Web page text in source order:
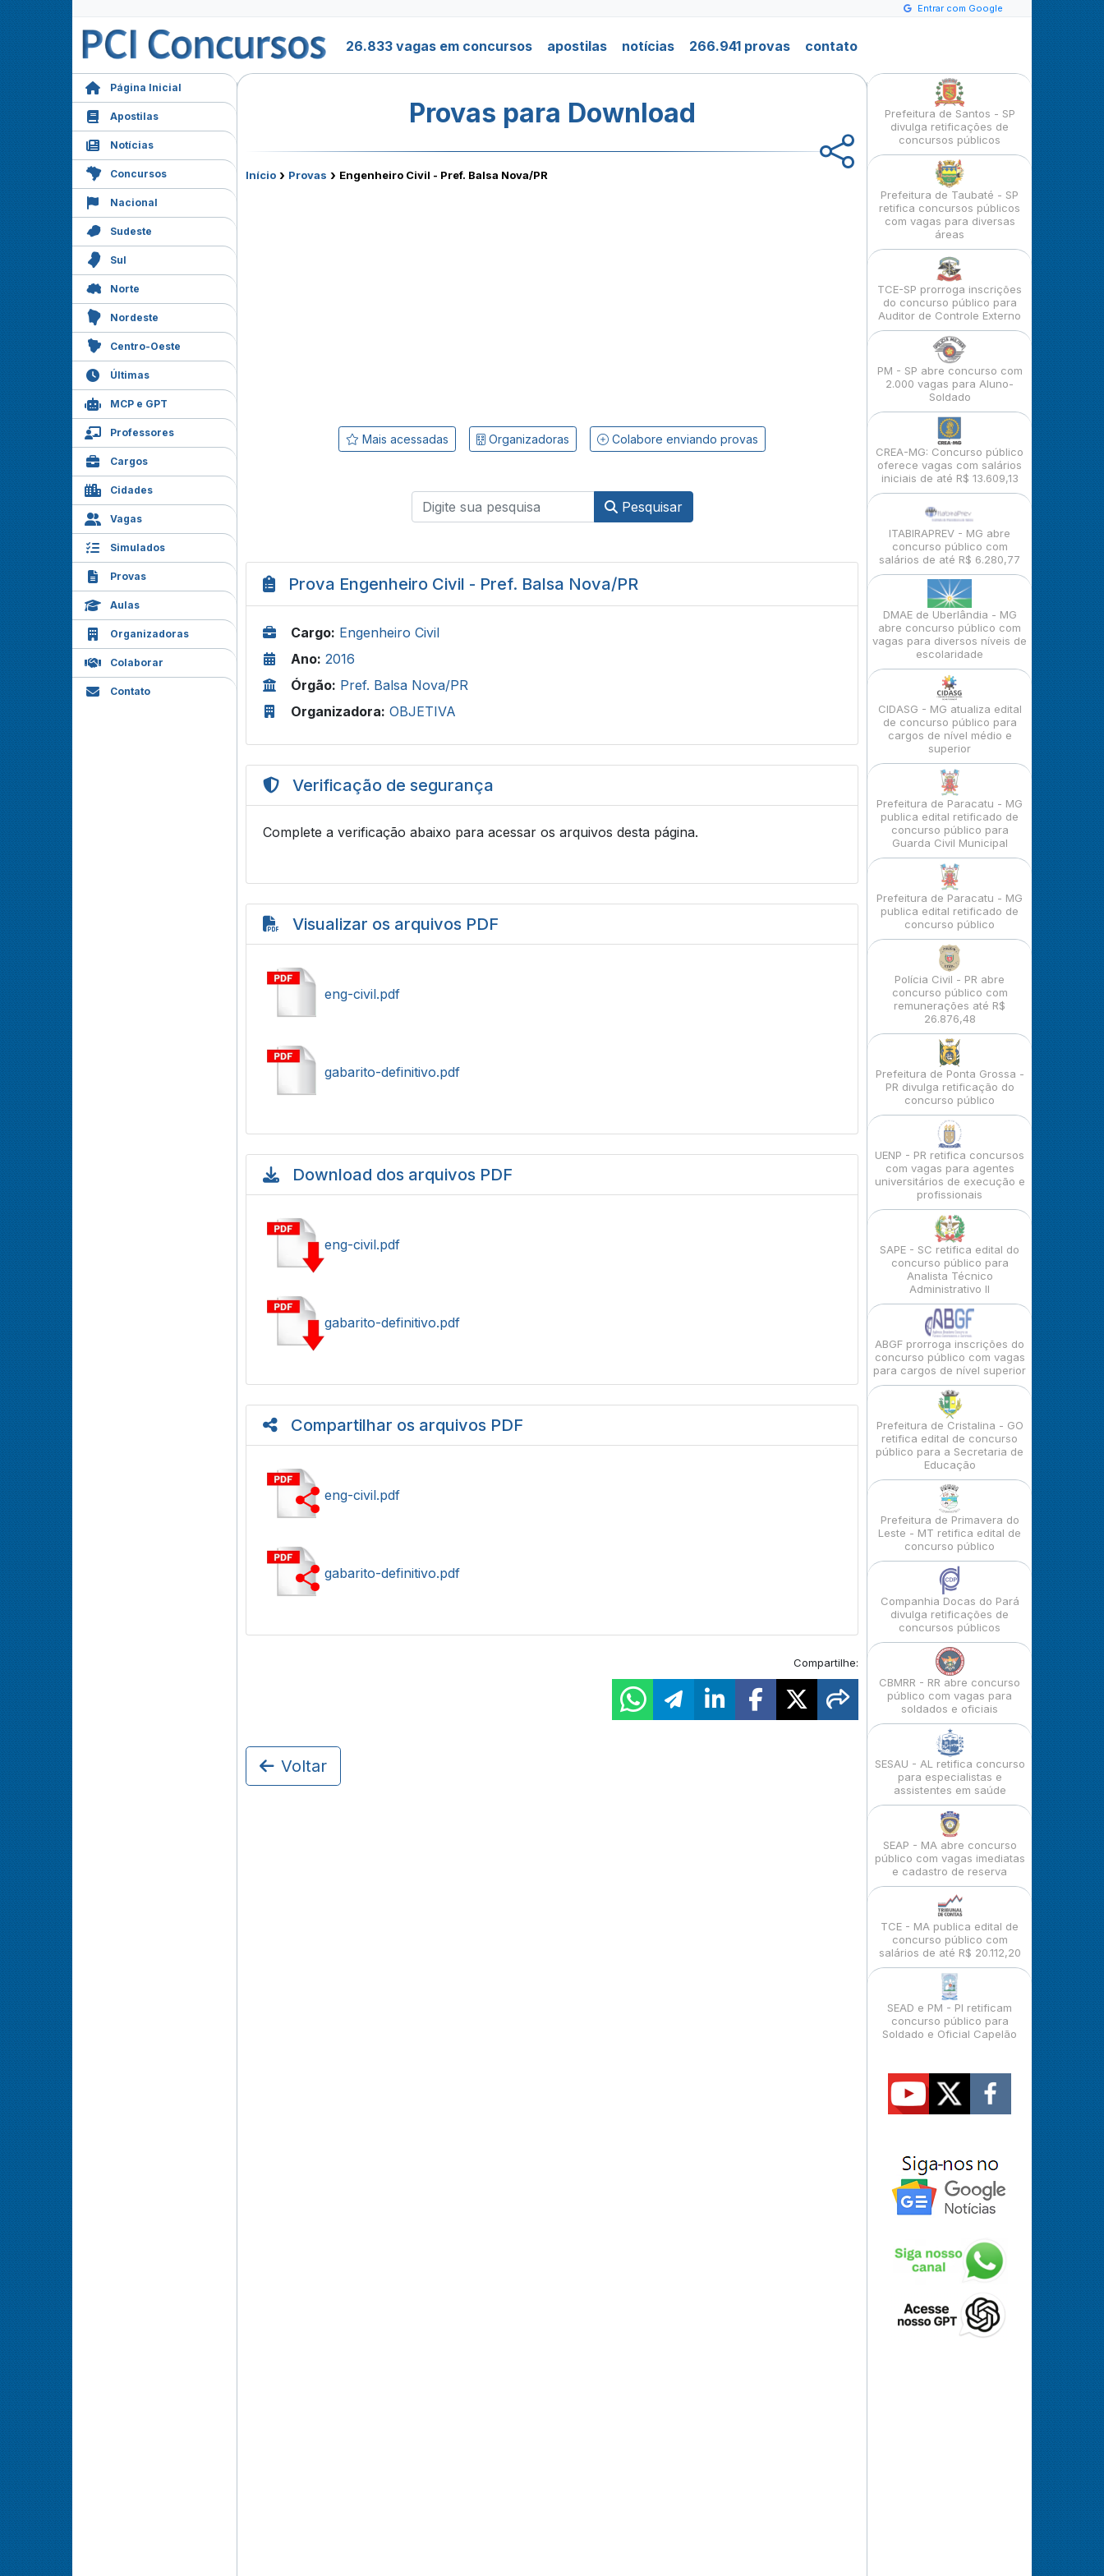
Entrar com Google
26.833 vagas em concursos apostilas notícias 266.941 provas contato
Página Inicial
Apostilas
Notícias
Concursos
Nacional
Sudeste
Sul
Norte
Nordeste
Centro-Oeste
Últimas
MCP e GPT
Professores
Cargos
Cidades
Vagas
Simulados
Provas
Aulas
Organizadoras
Colaborar
Contato
Provas para Download
Início › Provas › Engenheiro Civil - Pref. Balsa Nova/PR
Mais acessadas Organizadoras Colabore enviando provas
Pesquisar
Prova Engenheiro Civil - Pref. Balsa Nova/PR
Cargo: Engenheiro Civil
Ano: 2016
Órgão: Pref. Balsa Nova/PR
Organizadora: OBJETIVA
Verificação de segurança
Complete a verificação abaixo para acessar os arquivos desta página.
Visualizar os arquivos PDF
eng-civil.pdf
gabarito-definitivo.pdf
Download dos arquivos PDF
eng-civil.pdf
gabarito-definitivo.pdf
Compartilhar os arquivos PDF
eng-civil.pdf
gabarito-definitivo.pdf
Compartilhe:
Voltar
Prefeitura de Santos - SP
divulga retificações de
concursos públicos
Prefeitura de Taubaté - SP
retifica concursos públicos
com vagas para diversas
áreas
TCE-SP prorroga inscrições
do concurso público para
Auditor de Controle Externo
PM - SP abre concurso com
2.000 vagas para Aluno-
Soldado
CREA-MG: Concurso público
oferece vagas com salários
iniciais de até R$ 13.609,13
ITABIRAPREV - MG abre
concurso público com
salários de até R$ 6.280,77
DMAE de Uberlândia - MG
abre concurso público com
vagas para diversos níveis de
escolaridade
CIDASG - MG atualiza edital
de concurso público para
cargos de nível médio e
superior
Prefeitura de Paracatu - MG
publica edital retificado de
concurso público para
Guarda Civil Municipal
Prefeitura de Paracatu - MG
publica edital retificado de
concurso público
Polícia Civil - PR abre
concurso público com
remunerações até R$
26.876,48
Prefeitura de Ponta Grossa -
PR divulga retificação do
concurso público
UENP - PR retifica concursos
com vagas para agentes
universitários de execução e
profissionais
SAPE - SC retifica edital do
concurso público para
Analista Técnico
Administrativo II
ABGF prorroga inscrições do
concurso público com vagas
para cargos de nível superior
Prefeitura de Cristalina - GO
retifica edital de concurso
público para a Secretaria de
Educação
Prefeitura de Primavera do
Leste - MT retifica edital de
concurso público
Companhia Docas do Pará
divulga retificações de
concursos públicos
CBMRR - RR abre concurso
público com vagas para
soldados e oficiais
SESAU - AL retifica concurso
para especialistas e
assistentes em saúde
SEAP - MA abre concurso
público com vagas imediatas
e cadastro de reserva
TCE - MA publica edital de
concurso público com
salários de até R$ 20.112,20
SEAD e PM - PI retificam
concurso público para
Soldado e Oficial Capelão